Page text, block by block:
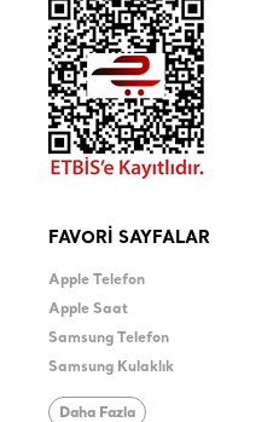
FAVORİ SAYFALAR
Apple Telefon
Apple Saat
Samsung Telefon
Samsung Kulaklık
Daha Fazla